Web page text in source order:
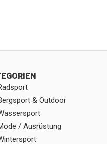
& Outdoor
/ Ausrüstung